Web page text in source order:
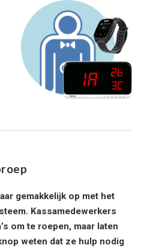
gemakkelijk op met het
Kassamedewerkers
om te roepen, maar laten
weten dat ze hulp nodig